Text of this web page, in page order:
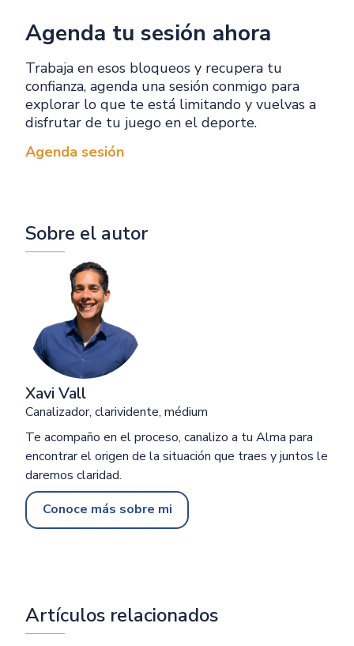
Agenda tu sesión ahora
Trabaja en esos bloqueos y recupera tu
confianza, agenda una sesión conmigo para
explorar lo que te está limitando y vuelvas a
disfrutar de tu juego en el deporte.
Agenda sesión
Sobre el autor
Xavi Vall
Canalizador, clarividente, médium
Te acompaño en el proceso, canalizo a tu Alma para
encontrar el origen de la situación que traes y juntos le
daremos claridad.
Conoce más sobre mi
Artículos relacionados